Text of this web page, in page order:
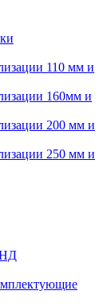
110 мм и
160мм и
200 мм и
250 мм и